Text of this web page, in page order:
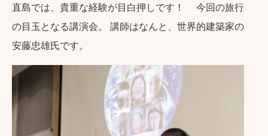
直島では、貴重な経験が目白押しです！ 今回の旅行
の目玉となる講演会。 講師はなんと、世界的建築家の
安藤忠雄氏です。